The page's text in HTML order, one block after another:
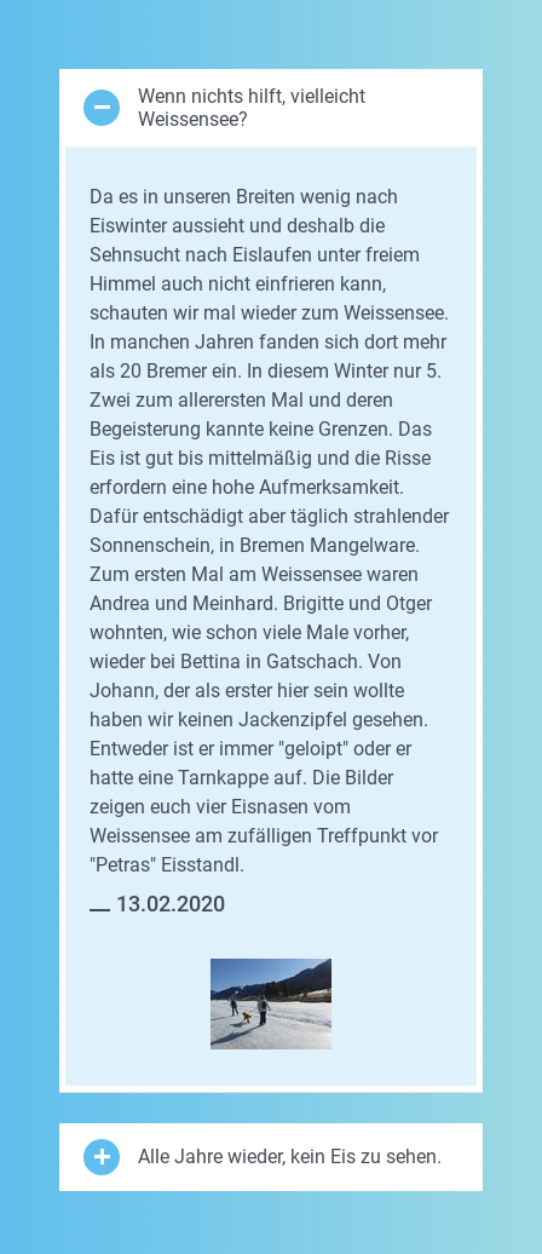
Wenn nichts hilft, vielleicht
Weissensee?
Da es in unseren Breiten wenig nach
Eiswinter aussieht und deshalb die
Sehnsucht nach Eislaufen unter freiem
Himmel auch nicht einfrieren kann,
schauten wir mal wieder zum Weissensee.
In manchen Jahren fanden sich dort mehr
als 20 Bremer ein. In diesem Winter nur 5.
Zwei zum allerersten Mal und deren
Begeisterung kannte keine Grenzen. Das
Eis ist gut bis mittelmäßig und die Risse
erfordern eine hohe Aufmerksamkeit.
Dafür entschädigt aber täglich strahlender
Sonnenschein, in Bremen Mangelware.
Zum ersten Mal am Weissensee waren
Andrea und Meinhard. Brigitte und Otger
wohnten, wie schon viele Male vorher,
wieder bei Bettina in Gatschach. Von
Johann, der als erster hier sein wollte
haben wir keinen Jackenzipfel gesehen.
Entweder ist er immer "geloipt" oder er
hatte eine Tarnkappe auf. Die Bilder
zeigen euch vier Eisnasen vom
Weissensee am zufälligen Treffpunkt vor
"Petras" Eisstandl.
13.02.2020
Alle Jahre wieder, kein Eis zu sehen.